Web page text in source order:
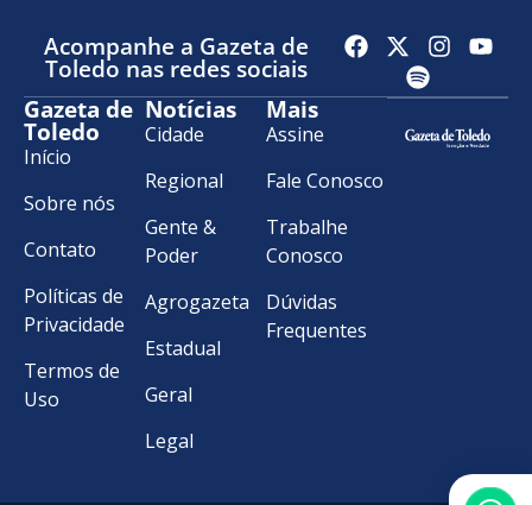
Acompanhe a Gazeta de
Toledo nas redes sociais
Gazeta de
Toledo
Início
Sobre nós
Contato
Políticas de
Privacidade
Termos de
Uso
Notícias
Cidade
Regional
Gente &
Poder
Agrogazeta
Estadual
Geral
Legal
Mais
Assine
Fale Conosco
Trabalhe
Conosco
Dúvidas
Frequentes